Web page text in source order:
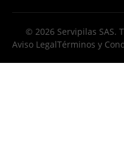
© 2026 Servipilas SAS.
Aviso LegalTérminos y